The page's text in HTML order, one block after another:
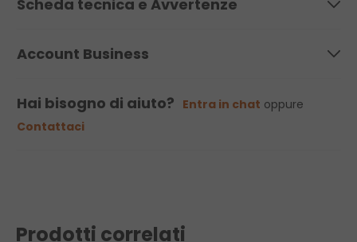
Scheda tecnica e Avvertenze
Account Business
Hai bisogno di aiuto? Entra in chat oppure
Contattaci
Prodotti correlati